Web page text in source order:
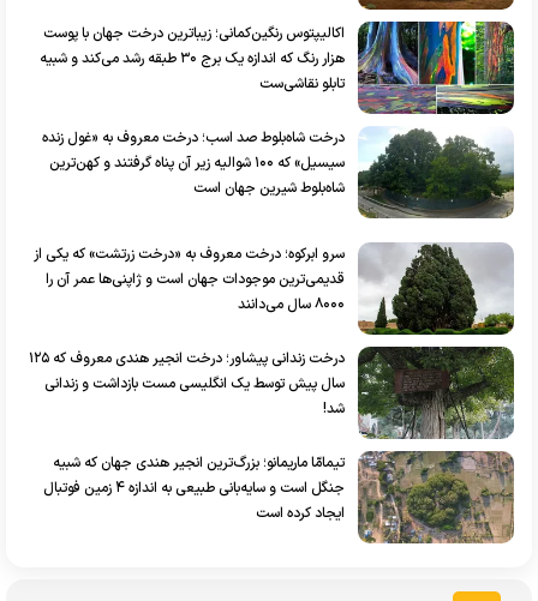
اکالیپتوس رنگین‌کمانی؛ زیباترین درخت جهان با پوست
هزار رنگ که اندازه یک برج ۳۰ طبقه رشد می‌کند و شبیه
تابلو نقاشی‌ست
درخت شاه‌بلوط صد اسب؛ درخت معروف به «غول زنده
سیسیل» که ۱۰۰ شوالیه زیر آن پناه گرفتند و کهن‌ترین
شاه‌بلوط شیرین جهان است
سرو ابرکوه؛ درخت معروف به «درخت زرتشت» که یکی از
قدیمی‌ترین موجودات جهان است و ژاپنی‌ها عمر آن را
۸۰۰۰ سال می‌دانند
درخت زندانی پیشاور؛ درخت انجیر هندی معروف که ۱۲۵
سال پیش توسط یک انگلیسی مست بازداشت و زندانی
شد!
تیمامّا ماریمانو؛ بزرگ‌ترین انجیر هندی جهان که شبیه
جنگل است و سایه‌بانی طبیعی به اندازه ۴ زمین فوتبال
ایجاد کرده است